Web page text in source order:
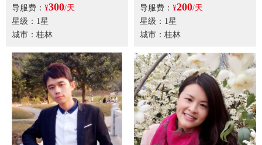
导服费： ¥300/天
星级：1星
城市：桂林
导服费： ¥200/天
星级：1星
城市：桂林